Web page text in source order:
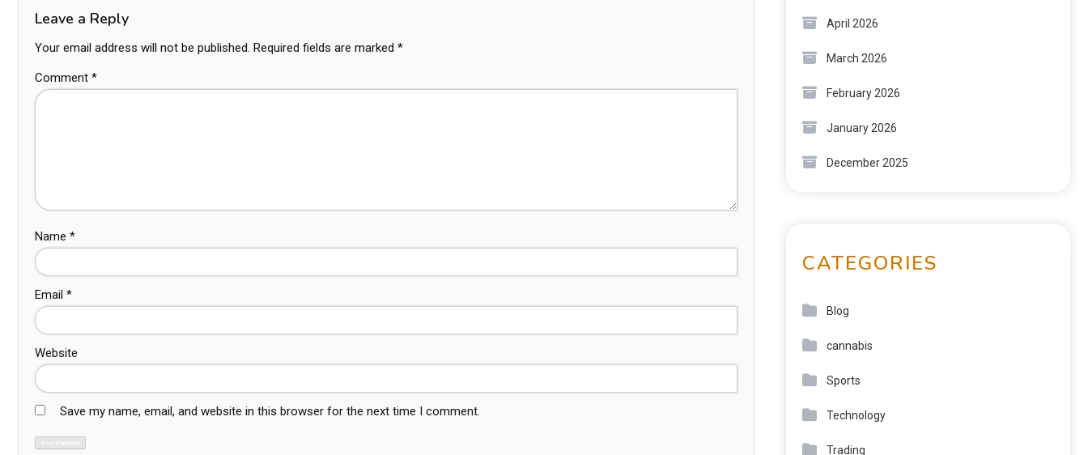
Leave a Reply
Your email address will not be published. Required fields are marked *
Comment *
Name *
Email *
Website
Save my name, email, and website in this browser for the next time I comment.
April 2026
March 2026
February 2026
January 2026
December 2025
CATEGORIES
Blog
cannabis
Sports
Technology
Trading